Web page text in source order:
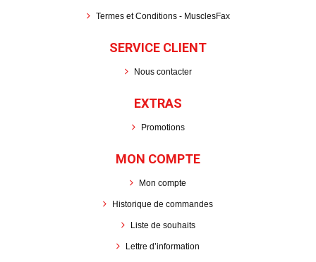
Termes et Conditions - MusclesFax
SERVICE CLIENT
Nous contacter
EXTRAS
Promotions
MON COMPTE
Mon compte
Historique de commandes
Liste de souhaits
Lettre d’information